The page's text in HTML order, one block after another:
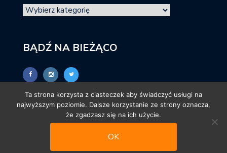
BĄDŹ NA BIEŻĄCO
© promocjeksiazkowe.pl
Ta strona korzysta z ciasteczek aby świadczyć usługi na
najwyższym poziomie. Dalsze korzystanie ze strony oznacza,
że zgadzasz się na ich użycie.
OK